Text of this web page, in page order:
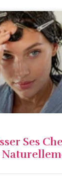
Ses